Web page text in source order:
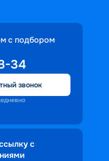
с подбором
34
звонок
с